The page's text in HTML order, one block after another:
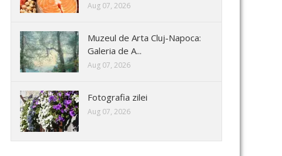
Aug 07, 2026
Muzeul de Arta Cluj-Napoca:
Galeria de A...
Aug 07, 2026
Fotografia zilei
Aug 07, 2026